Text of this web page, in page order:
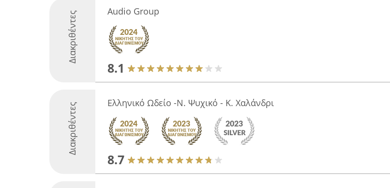
Διακριθέντες Audio Group
8.1
Διακριθέντες Ελληνικό Ωδείο -Ν. Ψυχικό - Κ. Χαλάνδρι
8.7